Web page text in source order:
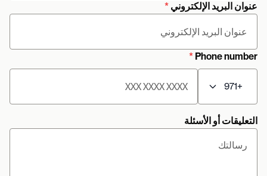
عنوان البريد الإلكتروني *
Phone number
*
+971
التعليقات أو الأسئلة